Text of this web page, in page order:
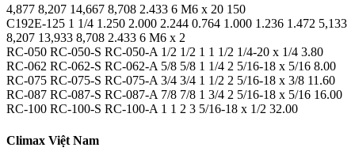
4,877 8,207 14,667 8,708 2.433 6 M6 x 20 150
C192E-125 1 1/4 1.250 2.000 2.244 0.764 1.000 1.236 1.472 5,133
8,207 13,933 8,708 2.433 6 M6 x 2
RC-050 RC-050-S RC-050-A 1/2 1/2 1 1 1/2 1/4-20 x 1/4 3.80
RC-062 RC-062-S RC-062-A 5/8 5/8 1 1/4 2 5/16-18 x 5/16 8.00
RC-075 RC-075-S RC-075-A 3/4 3/4 1 1/2 2 5/16-18 x 3/8 11.60
RC-087 RC-087-S RC-087-A 7/8 7/8 1 3/4 2 5/16-18 x 5/16 16.00
RC-100 RC-100-S RC-100-A 1 1 2 3 5/16-18 x 1/2 32.00
Climax Việt Nam